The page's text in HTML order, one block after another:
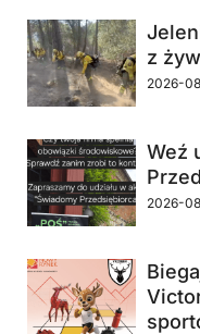
z
2026-
Weź
2026-